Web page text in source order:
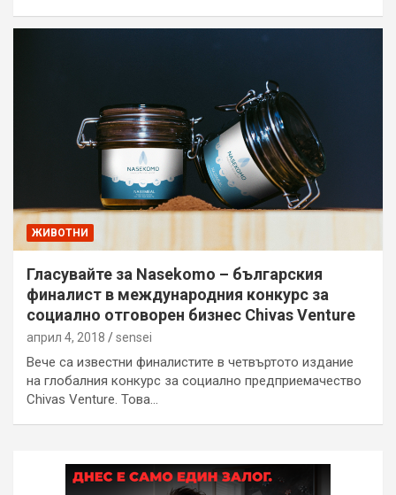
ЖИВОТНИ
Гласувайте за Nаsekomo – българския
финалист в международния конкурс за
социално отговорен бизнес Chivas Venture
април 4, 2018 sensei
Вече са известни финалистите в четвъртото издание
на глобалния конкурс за социално предприемачество
Chivas Venture. Това…